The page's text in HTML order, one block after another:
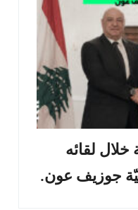
خلال لقائه
جوزيف عون.